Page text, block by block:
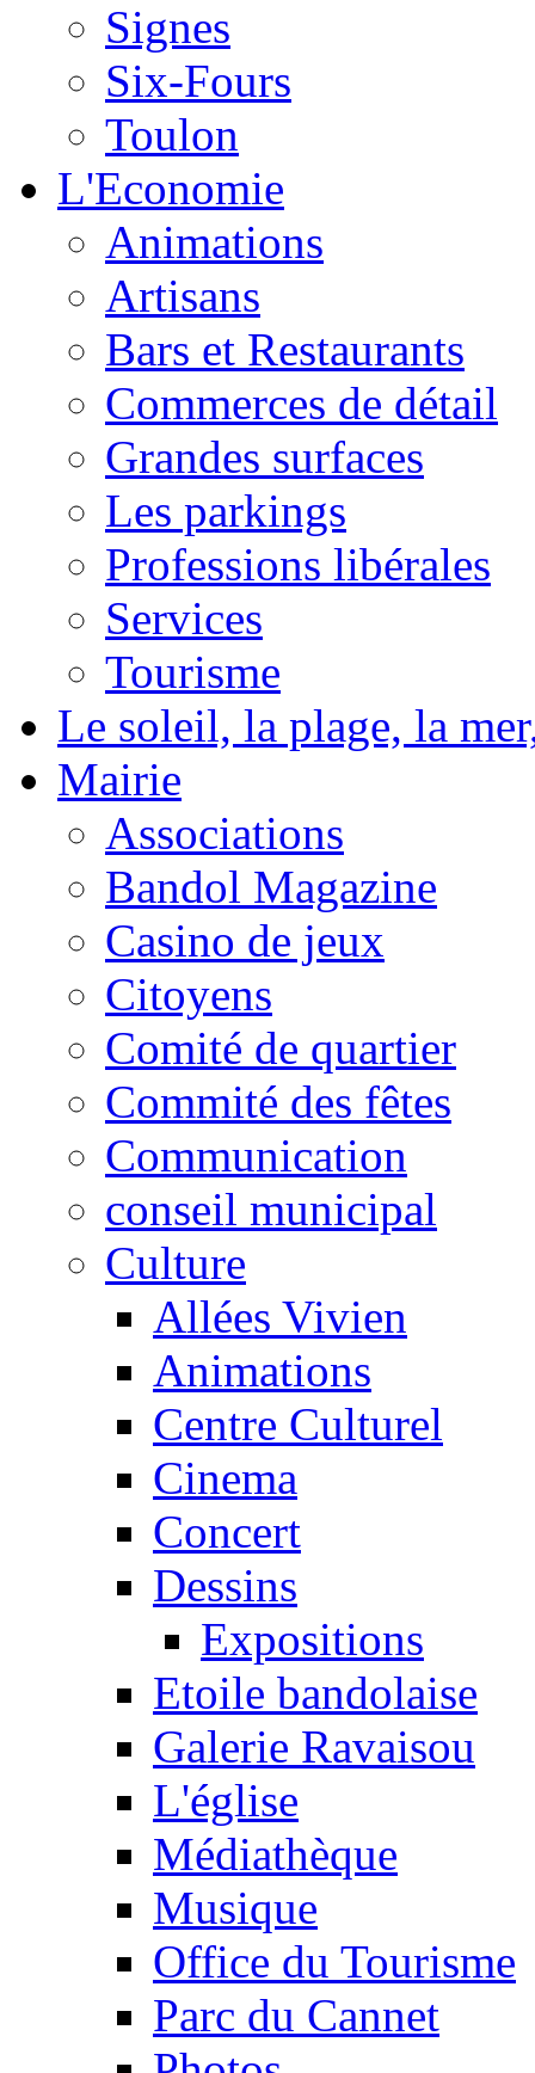
Signes
Six-Fours
Toulon
L'Economie
Animations
Artisans
Bars et Restaurants
Commerces de détail
Grandes surfaces
Les parkings
Professions libérales
Services
Tourisme
Le soleil, la plage, la
Mairie
Associations
Bandol Magazine
Casino de jeux
Citoyens
Comité de quartier
Commité des fêtes
Communication
conseil municipal
Culture
Allées Vivien
Animations
Centre Culturel
Cinema
Concert
Dessins
Expositions
Etoile bandolaise
Galerie Ravaisou
L'église
Médiathèque
Musique
Office du Tourisme
Parc du Cannet